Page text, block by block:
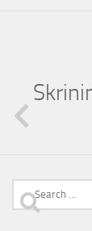
Search